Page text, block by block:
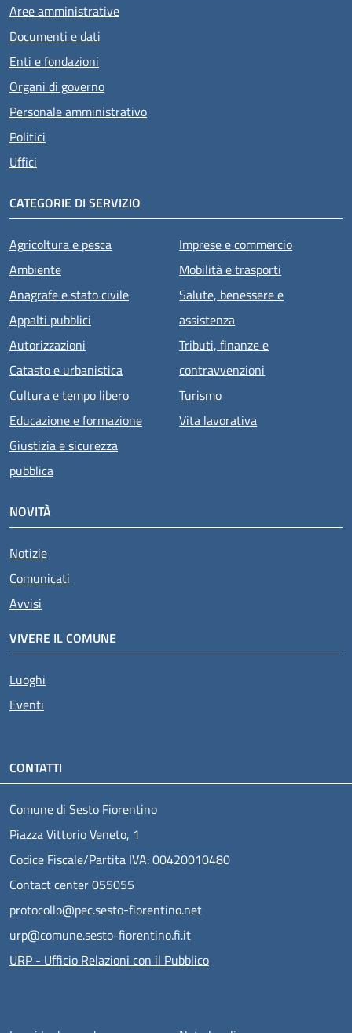
Aree amministrative
Documenti e dati
Enti e fondazioni
Organi di governo
Personale amministrativo
Politici
Uffici
CATEGORIE DI SERVIZIO
Agricoltura e pesca
Ambiente
Anagrafe e stato civile
Appalti pubblici
Autorizzazioni
Catasto e urbanistica
Cultura e tempo libero
Educazione e formazione
Giustizia e sicurezza
pubblica
Imprese e commercio
Mobilità e trasporti
Salute, benessere e
assistenza
Tributi, finanze e
contravvenzioni
Turismo
Vita lavorativa
NOVITÀ
Notizie
Comunicati
Avvisi
VIVERE IL COMUNE
Luoghi
Eventi
CONTATTI
Comune di Sesto Fiorentino
Piazza Vittorio Veneto, 1
Codice Fiscale/Partita IVA: 00420010480
Contact center 055055
protocollo@pec.sesto-fiorentino.net
urp@comune.sesto-fiorentino.fi.it
URP - Ufficio Relazioni con il Pubblico